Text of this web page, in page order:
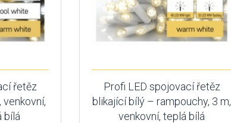
řetěz
bílá
Profi LED spojovací řetěz
blikající bílý – rampouchy, 3 m,
venkovní, teplá bílá